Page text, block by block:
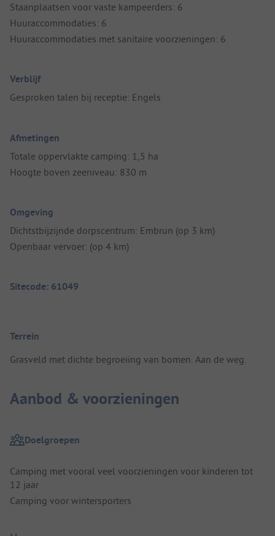
Staanplaatsen voor vaste kampeerders: 6
Huuraccommodaties: 6
Huuraccommodaties met sanitaire voorzieningen: 6
Verblijf
Gesproken talen bij receptie: Engels
Afmetingen
Totale oppervlakte camping: 1,5 ha
Hoogte boven zeeniveau: 830 m
Omgeving
Dichtstbijzijnde dorpscentrum: Embrun (op 3 km)
Openbaar vervoer: (op 4 km)
Sitecode: 61049
Terrein
Grasveld met dichte begroeiing van bomen. Aan de weg.
Aanbod & voorzieningen
Doelgroepen
Camping met vooral veel voorzieningen voor kinderen tot
12 jaar
Camping voor wintersporters